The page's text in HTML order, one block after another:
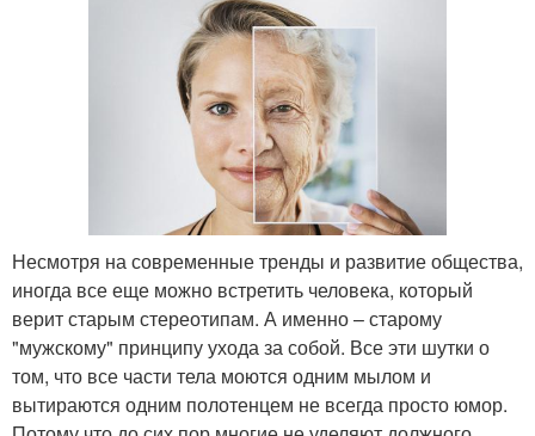
Несмотря на современные тренды и развитие общества,
иногда все еще можно встретить человека, который
верит старым стереотипам. А именно – старому
"мужскому" принципу ухода за собой. Все эти шутки о
том, что все части тела моются одним мылом и
вытираются одним полотенцем не всегда просто юмор.